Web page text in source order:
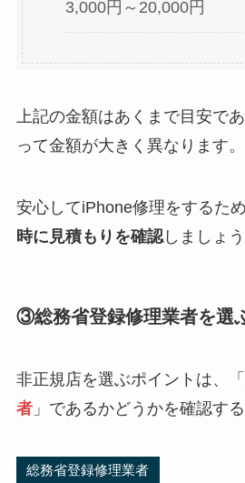
3,000円～20,000円
上記の金額はあくまで目安で
って金額が大きく異なります。
安心してiPhone修理をするため
時に見積もりを確認しましょう
③総務省登録修理業者を選
非正規店を選ぶポイントは、「
者」であるかどうかを確認する
総務省登録修理業者